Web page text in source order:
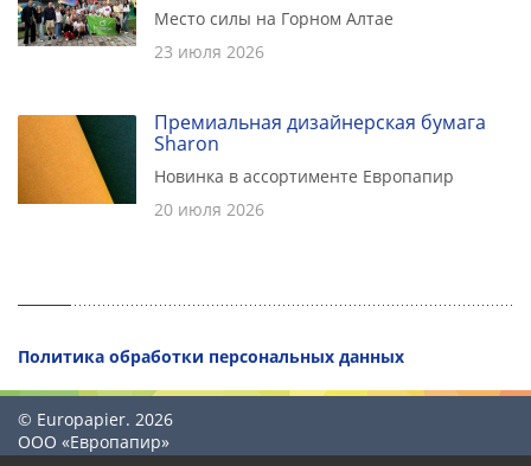
Место силы на Горном Алтае
23 июля 2026
Премиальная дизайнерская бумага
Sharon
Новинка в ассортименте Европапир
20 июля 2026
Политика обработки персональных данных
© Europapier. 2026
ООО «Европапир»